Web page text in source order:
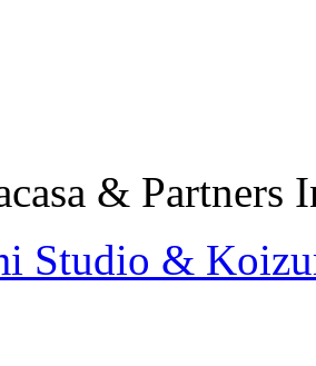
& Partners
Studio &